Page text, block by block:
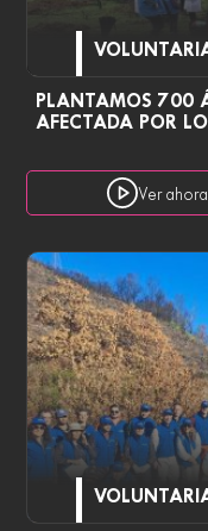
PLANTAMOS 700
AFECTADA POR
Ver ahora